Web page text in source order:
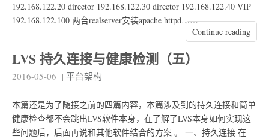
192.168.122.20 director 192.168.122.30 director 192.168.122.40 VIP
192.168.122.100 两台realserver安装apache httpd……
Continue reading
LVS 持久连接与健康检测（五）
2016-05-06 | 平台架构
本篇还是为了随接之前的四篇内容，本篇涉及到的持久连接和简单
健康检查都不会跳出LVS软件本身，在了解了LVS本身如何实现这
些问题后，后面再说和其他软件结合的方案 。 一、持久连接 在